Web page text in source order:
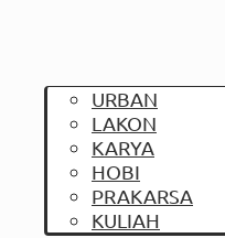
URBAN
LAKON
KARYA
HOBI
PRAKARSA
KULIAH